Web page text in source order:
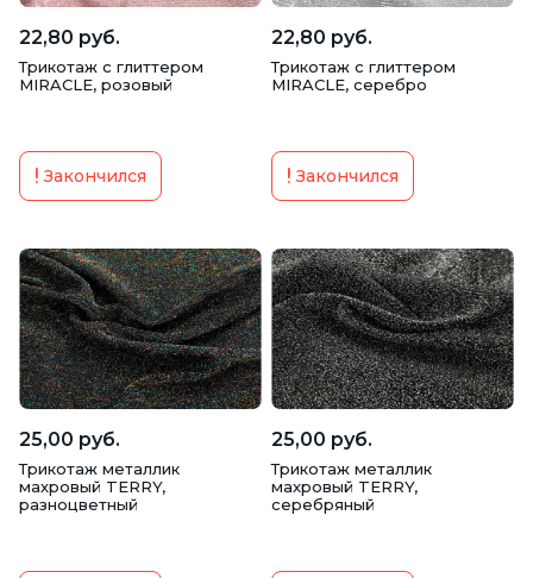
22,80 руб.
Трикотаж с глиттером
MIRACLE, розовый
Закончился
22,80 руб.
Трикотаж с глиттером
MIRACLE, серебро
Закончился
25,00 руб.
Трикотаж металлик
махровый TERRY,
разноцветный
25,00 руб.
Трикотаж металлик
махровый TERRY,
серебряный